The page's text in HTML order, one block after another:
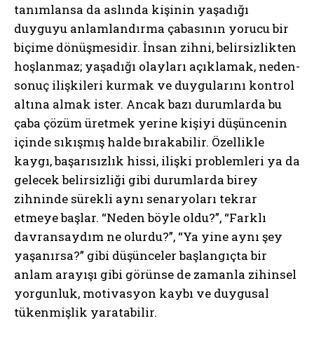
tanımlansa da aslında kişinin yaşadığı
duyguyu anlamlandırma çabasının yorucu bir
biçime dönüşmesidir. İnsan zihni, belirsizlikten
hoşlanmaz; yaşadığı olayları açıklamak, neden-
sonuç ilişkileri kurmak ve duygularını kontrol
altına almak ister. Ancak bazı durumlarda bu
çaba çözüm üretmek yerine kişiyi düşüncenin
içinde sıkışmış halde bırakabilir. Özellikle
kaygı, başarısızlık hissi, ilişki problemleri ya da
gelecek belirsizliği gibi durumlarda birey
zihninde sürekli aynı senaryoları tekrar
etmeye başlar. “Neden böyle oldu?”, “Farklı
davransaydım ne olurdu?”, “Ya yine aynı şey
yaşanırsa?” gibi düşünceler başlangıçta bir
anlam arayışı gibi görünse de zamanla zihinsel
yorgunluk, motivasyon kaybı ve duygusal
tükenmişlik yaratabilir.